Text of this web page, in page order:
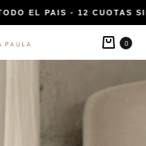
0
EL PAIS - 12 CUOTAS